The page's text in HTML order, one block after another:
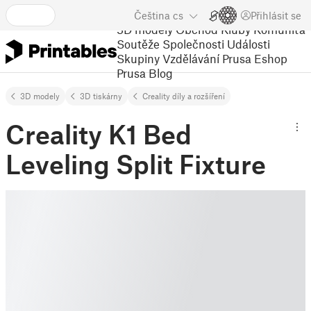
Čeština cs Přihlásit se
3D modely Obchod Kluby Komunita
Soutěže Společnosti Události
Skupiny Vzdělávání Prusa Eshop
Prusa Blog
3D modely 3D tiskárny Creality díly a rozšíření
Creality K1 Bed
Leveling Split Fixture